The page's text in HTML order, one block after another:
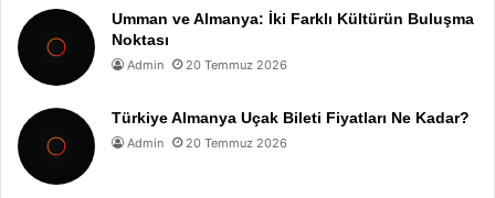
Umman ve Almanya: İki Farklı Kültürün Buluşma
Noktası
Admin 20 Temmuz 2026
Türkiye Almanya Uçak Bileti Fiyatları Ne Kadar?
Admin 20 Temmuz 2026